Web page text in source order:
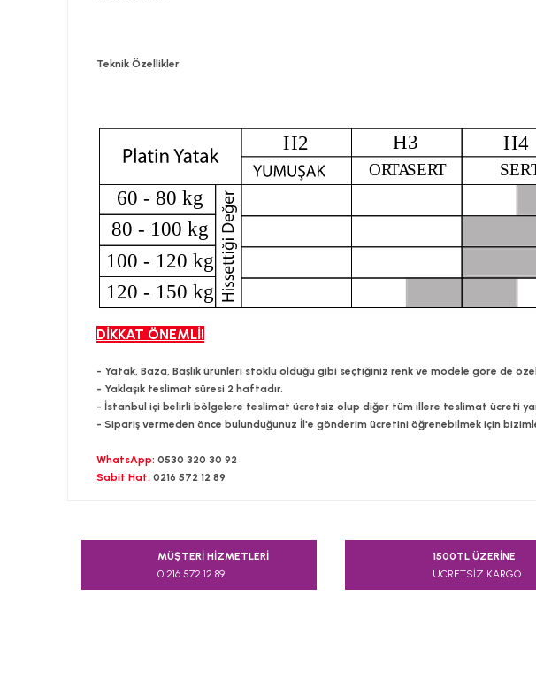
Teknik Özellikler
DİKKAT ÖNEMLİ!
- Yatak, Baza, Başlık ürünleri stoklu olduğu gibi seçtiğiniz renk ve modele göre de
- Yaklaşık teslimat süresi 2 haftadır.
- İstanbul içi belirli bölgelere teslimat ücretsiz olup diğer tüm illere teslimat ücreti
- Sipariş vermeden önce bulunduğunuz İl'e gönderim ücretini öğrenebilmek için
WhatsApp: 0530 320 30 92
Sabit Hat: 0216 572 12 89
Bu ürünün fiyat bilgisi, resim, ürün açıklamalarında ve diğer konularda
Görüş ve önerileriniz için teşekkür ederiz.
MÜŞTERİ HİZMETLERİ
0 216 572 12 89
1500TL ÜZERİNE
ÜCRETSİZ KARGO